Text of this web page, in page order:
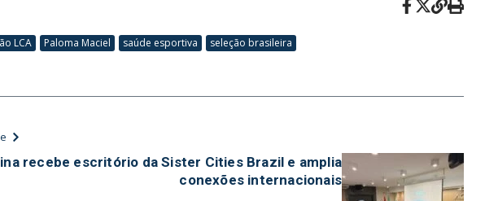
LCA Paloma Maciel saúde esportiva seleção brasileira
recebe escritório da Sister Cities Brazil e amplia
conexões internacionais